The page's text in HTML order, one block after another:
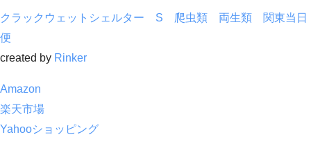
クラックウェットシェルター S 爬虫類 両生類 関東当日
便
created by Rinker
Amazon
楽天市場
Yahooショッピング